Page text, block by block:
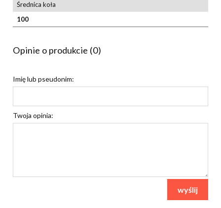
Średnica koła
100
Opinie o produkcie (0)
Imię lub pseudonim:
Twoja opinia:
wyślij